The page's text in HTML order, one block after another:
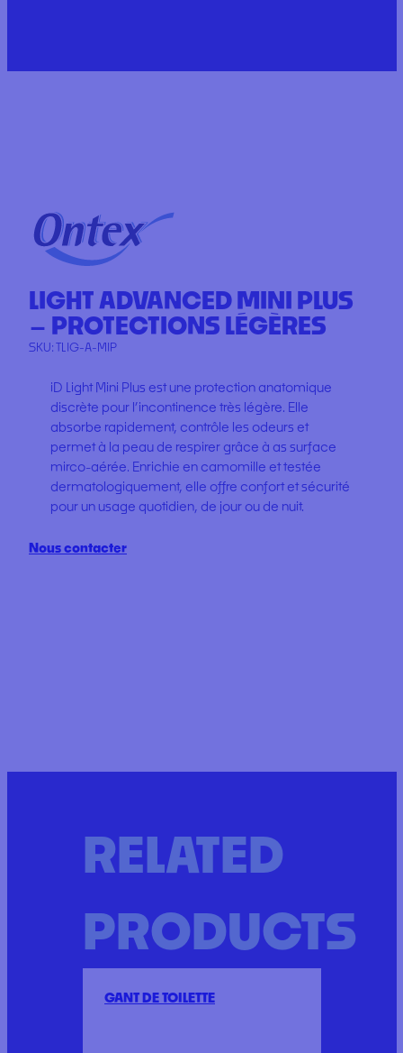
LIGHT ADVANCED MINI PLUS
– PROTECTIONS LÉGÈRES
SKU:TLIG-A-MIP
iD Light Mini Plus est une protection anatomique
discrète pour l’incontinence très légère. Elle
absorbe rapidement, contrôle les odeurs et
permet à la peau de respirer grâce à as surface
mirco-aérée. Enrichie en camomille et testée
dermatologiquement, elle offre confort et sécurité
pour un usage quotidien, de jour ou de nuit.
Nous contacter
RELATED
PRODUCTS
GANT DE TOILETTE